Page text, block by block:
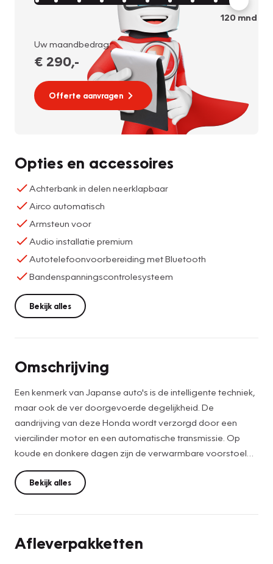
120mnd
Uw maandbedrag:
€ 290,-
Offerte aanvragen
Opties en accessoires
Achterbank in delen neerklapbaar
Airco automatisch
Armsteun voor
Audio installatie premium
Autotelefoonvoorbereiding met Bluetooth
Bandenspanningscontrolesysteem
Bekijk alles
Omschrijving
Een kenmerk van Japanse auto's is de intelligente techniek,
maar ook de ver doorgevoerde degelijkheid. De
aandrijving van deze Honda wordt verzorgd door een
viercilinder motor en een automatische transmissie. Op
koude en donkere dagen zijn de verwarmbare voorstoelen
een uitkomst. Als de 'r' in de maand zit, komt zo'n verwarmd
stuurwiel als geroepen! Xenonverlichting zorgt voor een
heldere witblauwe lichtkleur en een scherp lichtbeeld. Bij de
achterbank, LED-achterlichten en snelheidsafhankelijke
Bekijk alles
Afleverpakketten